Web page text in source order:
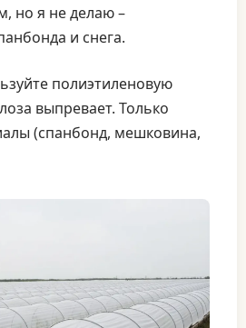
но я не делаю –
и снега.
полиэтиленовую
выпревает. Только
(спанбонд, мешковина,